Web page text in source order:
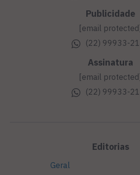
Publicidade
[email protected]
(22) 99933-
Assinatura
[email protected]
(22) 99933-
Editorias
Geral